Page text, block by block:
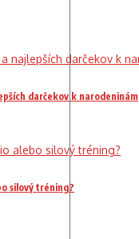
darčekov k narodeninám
silový tréning?